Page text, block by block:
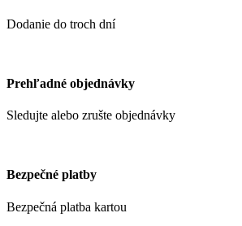
Dodanie do troch dní
Prehľadné objednávky
Sledujte alebo zrušte objednávky
Bezpečné platby
Bezpečná platba kartou